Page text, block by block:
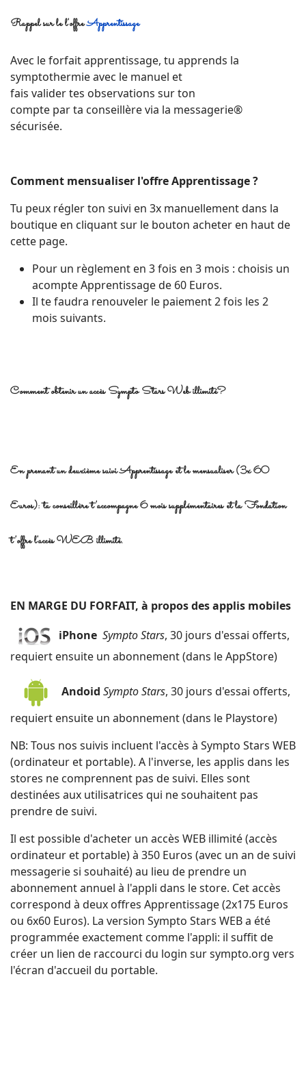
Rappel sur le l'offreApprentissage
Avec le forfait apprentissage, tu apprends la
symptothermie avec le manuel et
fais valider tes observations sur ton
compte par ta conseillère via la messagerie®
sécurisée.
Comment mensualiser l'offre Apprentissage ?
Tu peux régler ton suivi en 3x manuellement dans la
boutique en cliquant sur le bouton acheter en haut de
cette page.
Pour un règlement en 3 fois en 3 mois : choisis un
acompte Apprentissage de 60 Euros.
Il te faudra renouveler le paiement 2 fois les 2
mois suivants.
Comment obtenir un accès Sympto Stars Web illimité?
En prenant un deuxième suivi Apprentissage et le mensualiser (3x 60
Euros): ta conseillère t'accompagne 6 mois supplémentaires et la Fondation
t'offre l'accès WEB illimité.
EN MARGE DU FORFAIT, à propos des applis mobiles
iPhone Sympto Stars, 30 jours d'essai offerts,
requiert ensuite un abonnement (dans le AppStore)
Andoid Sympto Stars, 30 jours d'essai offerts,
requiert ensuite un abonnement (dans le Playstore)
NB: Tous nos suivis incluent l'accès à Sympto Stars WEB
(ordinateur et portable). A l'inverse, les applis dans les
stores ne comprennent pas de suivi. Elles sont
destinées aux utilisatrices qui ne souhaitent pas
prendre de suivi.
Il est possible d'acheter un accès WEB illimité (accès
ordinateur et portable) à 350 Euros (avec un an de suivi
messagerie si souhaité) au lieu de prendre un
abonnement annuel à l'appli dans le store. Cet accès
correspond à deux offres Apprentissage (2x175 Euros
ou 6x60 Euros). La version Sympto Stars WEB a été
programmée exactement comme l'appli: il suffit de
créer un lien de raccourci du login sur sympto.org vers
l'écran d'accueil du portable.